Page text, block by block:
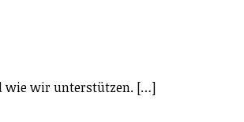
wie wir unterstützen. […]